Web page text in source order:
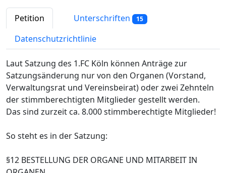
Petition Unterschriften 15
Datenschutzrichtlinie
Laut Satzung des 1.FC Köln können Anträge zur
Satzungsänderung nur von den Organen (Vorstand,
Verwaltungsrat und Vereinsbeirat) oder zwei Zehnteln
der stimmberechtigten Mitglieder gestellt werden.
Das sind zurzeit ca. 8.000 stimmberechtigte Mitglieder!
So steht es in der Satzung:
§12 BESTELLUNG DER ORGANE UND MITARBEIT IN